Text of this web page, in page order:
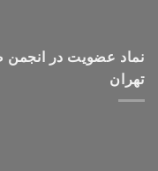
نماد عضویت در انجمن
تهران